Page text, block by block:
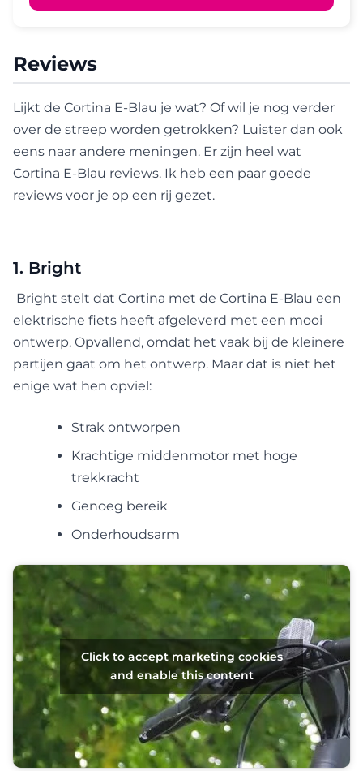
Reviews
Lijkt de Cortina E-Blau je wat? Of wil je nog verder
over de streep worden getrokken? Luister dan ook
eens naar andere meningen. Er zijn heel wat
Cortina E-Blau reviews. Ik heb een paar goede
reviews voor je op een rij gezet.
1. Bright
Bright stelt dat Cortina met de Cortina E-Blau een
elektrische fiets heeft afgeleverd met een mooi
ontwerp. Opvallend, omdat het vaak bij de kleinere
partijen gaat om het ontwerp. Maar dat is niet het
enige wat hen opviel:
Strak ontworpen
Krachtige middenmotor met hoge
trekkracht
Genoeg bereik
Onderhoudsarm
Click to accept marketing cookies
and enable this content